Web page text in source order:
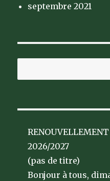
septembre 2021
RENOUVELLEMENT
2026/2027
(pas de titre)
Bonjour à tous,